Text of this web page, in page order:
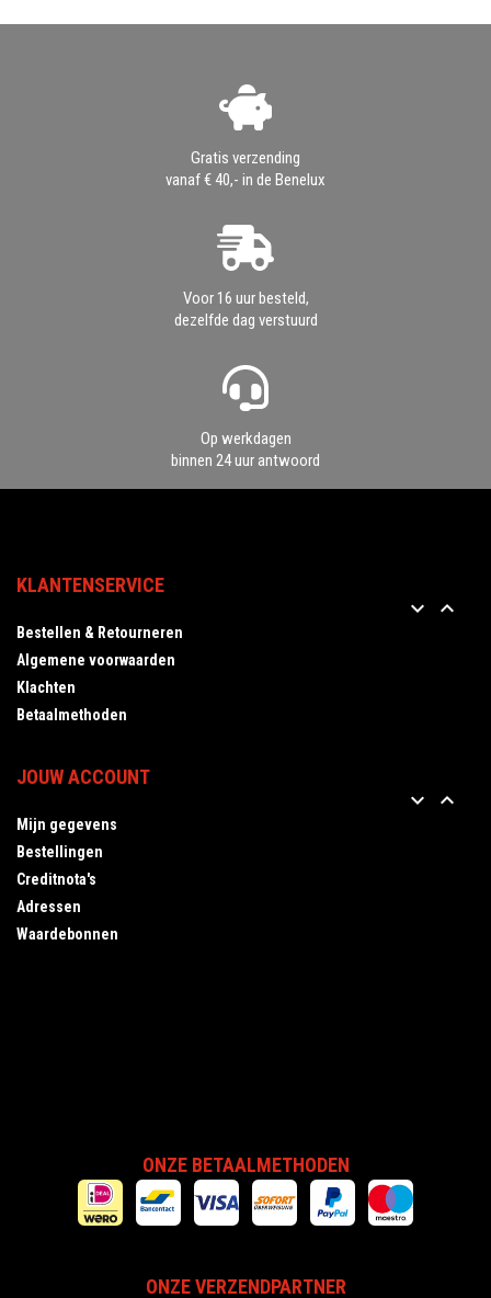
Gratis verzending
vanaf € 40,- in de Benelux
Voor 16 uur besteld,
dezelfde dag verstuurd
Op werkdagen
binnen 24 uur antwoord
KLANTENSERVICE
 
Bestellen & Retourneren
Algemene voorwaarden
Klachten
Betaalmethoden
JOUW ACCOUNT
 
Mijn gegevens
Bestellingen
Creditnota's
Adressen
Waardebonnen
ONZE BETAALMETHODEN
ONZE VERZENDPARTNER